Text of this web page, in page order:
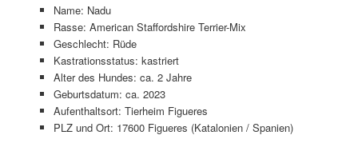
Name: Nadu
Rasse: American Staffordshire Terrier-Mix
Geschlecht: Rüde
Kastrationsstatus: kastriert
Alter des Hundes: ca. 2 Jahre
Geburtsdatum: ca. 2023
Aufenthaltsort: Tierheim Figueres
PLZ und Ort: 17600 Figueres (Katalonien / Spanien)